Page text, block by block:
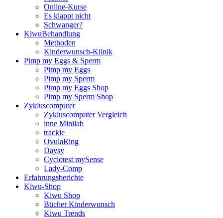
Online-Kur­se
Es klappt nicht
Schwan­ger?
Kiwu­Be­hand­lung
Metho­den
Kin­der­wunsch-Kli­nik
Pimp my Eggs & Sperm
Pimp my Eggs
Pimp my Sperm
Pimp my Eggs Shop
Pimp my Sperm Shop
Zyklus­com­pu­ter
Zyklus­com­pu­ter Ver­gleich
inne Mini­lab
track­le
Ovu­la­Ring
Day­sy
Cyclo­test mySen­se
Lady-Comp
Erfah­rungs­be­rich­te
Kiwu-Shop
Kiwu Shop
Bücher Kin­der­wunsch
Kiwu Trends